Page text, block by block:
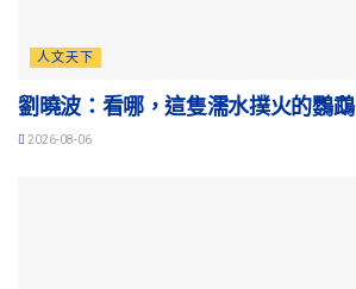
人文天下
劉曉波：看哪，這隻濡水撲火的鸚鵡
2026-08-06